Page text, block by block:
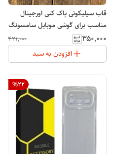
قاب سیلیکونی پاک کنی اورجینال
مناسب برای گوشی موبایل سامسونگ
Galaxy S25 FE
۳۵۰٬۰۰۰ ۴۲۱٬۰۰۰
افزودن به سبد
%22